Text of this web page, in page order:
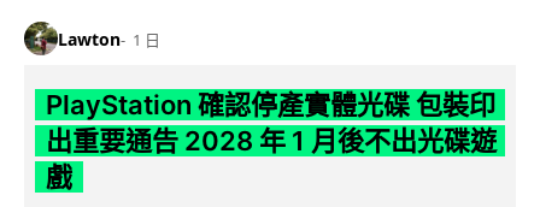
Lawton 1 日
PlayStation 確認停產實體光碟 包裝印
出重要通告 2028 年 1 月後不出光碟遊
戲